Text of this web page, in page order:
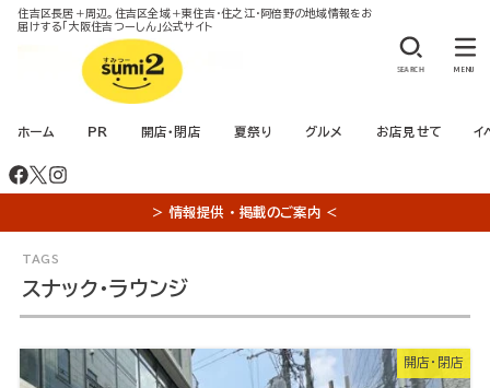
住吉区長居＋周辺。住吉区全域＋東住吉・住之江・阿倍野の地域情報をお
届けする「大阪住吉つーしん」公式サイト
ホーム PR 開店・閉店 夏祭り グルメ お店見せて イ
SEARCH MENU
＞ 情報提供 ・ 掲載のご案内 ＜
スナック・ラウンジ
開店・閉店